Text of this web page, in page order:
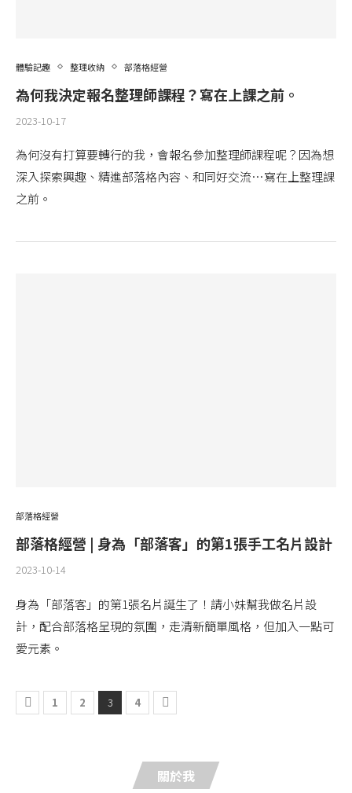
體驗記趣 整理收納 部落格經營
為何我決定報名整理師課程？寫在上課之前。
2023-10-17
為何沒有打算要轉行的我，會報名參加整理師課程呢？因為想
深入探索興趣、精進部落格內容、和同好交流…寫在上整理課
之前。
部落格經營
部落格經營 | 身為「部落客」的第1張手工名片設計
2023-10-14
身為「部落客」的第1張名片誕生了！請小妹幫我做名片設
計，配合部落格呈現的氛圍，走清新簡單風格，但加入一點可
愛元素。
1 2 3 4
關於我